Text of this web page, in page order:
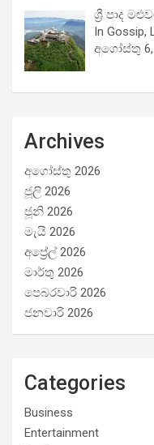
ශ්‍රී පාද
In Gossip,
අගෝස්තු 6,
Archives
අගෝස්තු 2026
ජූලි 2026
ජූනි 2026
මැයි 2026
අප්‍රේල් 2026
මාර්තු 2026
පෙබරවාරි 2026
ජනවාරි 2026
Categories
Business
Entertainment